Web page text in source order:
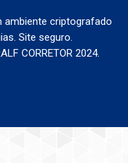
ambiente criptografado
Site seguro.
CORRETOR 2024.